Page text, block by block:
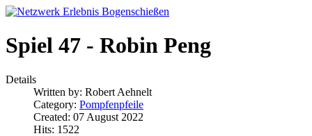
Spiel 47 - Robin Peng
Details
Written by: Robert Aehnelt
Category: Pompfenpfeile
Created: 07 August 2022
Hits: 1522